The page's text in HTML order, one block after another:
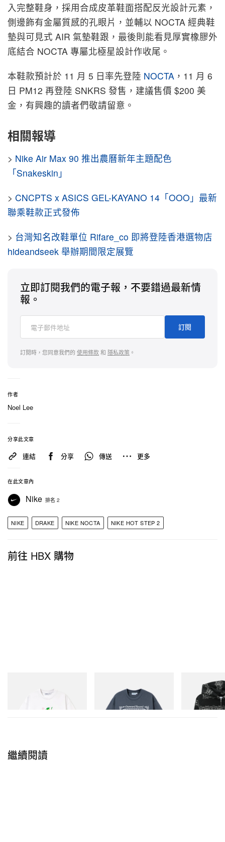
入完整鞋身，採用合成皮革鞋面搭配反光設計元素，
側邊飾有金屬質感的孔眼片，並輔以 NOCTA 經典鞋
墊與可見式 AIR 氣墊鞋跟，最後則能看見厚實橡膠外
底結合 NOCTA 專屬北極星設計作收尾。
本鞋款預計於 11 月 5 日率先登陸 NOCTA ，11 月 6
日 PM12 再登陸 SNKRS 發售，建議售價 $200 美
金，有興趣的讀者們敬請留意。
相關報導
> Nike Air Max 90 推出農曆新年主題配色
「Snakeskin」
> CNCPTS x ASICS GEL-KAYANO 14「OOO」最新
聯乘鞋款正式發佈
> 台灣知名改鞋單位 Rifare_co 即將登陸香港選物店
hideandseek 舉辦期間限定展覽
立即訂閱我們的電子報，不要錯過最新情
報。
訂閱
訂閱時，您同意我們的 使用條款和 隱私政策 。
作者
Noel Lee
分享此文章
連結 分享 傳送 更多
在此文章內
Nike 排名 2
NIKE DRAKE NIKE NOCTA NIKE HOT STEP 2
前往 HBX 購物
Outward Bound Tee
立即購入
Butter Goods
Faded Waffle
立即購入
繼續閱讀